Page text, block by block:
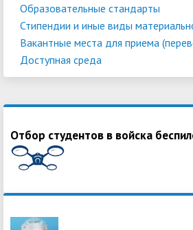
Образовательные стандарты
Стипендии и иные виды
Вакантные места для приема
Доступная среда
Отбор студентов в войска